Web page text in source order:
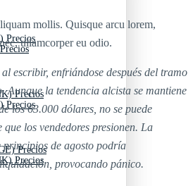
Precios
Precios
Precios
Precios
Precios
mollis. Quisque arcu lorem,
ullamcorper eu odio.
escribir, enfriándose después del tramo
Aunque la tendencia alcista se mantiene
los 63.000 dólares, no se puede
los vendedores presionen. La
de agosto podría
provocando pánico.